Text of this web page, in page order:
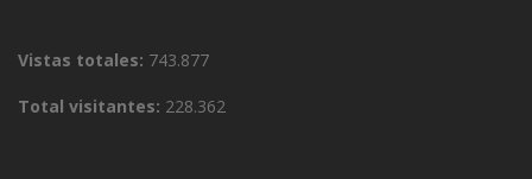
Vistas totales: 743.877
Total visitantes: 228.362